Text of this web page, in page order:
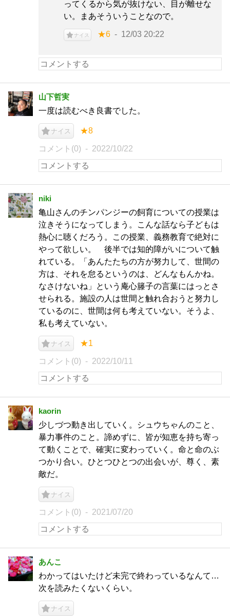
ってくるから気が抜けない、目が離せな
い。まあそういうことなので。
ナイス ★6 12/03 20:22
山下哲実
一度は読むべき良書でした。
ナイス ★8
コメント(0) 2022/10/22
niki
亀山さんのチンパンジーの飼育についての授業は
泣きそうになってしまう。こんな話なら子どもは
熱心に聴くだろう。この授業、義務教育で絶対に
やって欲しい。 後半では知的障がいについて触
れている。「あんたたちの方が努力して、世間の
方は、それを怠るというのは、どんなもんかね。
なさけないね」という庵心籐子の言葉にはっとさ
せられる。施設の人は世間と触れ合おうと努力し
ているのに、世間は何も考えていない。そうよ、
私も考えていない。
ナイス ★1
コメント(0) 2022/10/11
kaorin
少しづつ動き出していく。シュウちゃんのこと、
暴力事件のこと。諦めずに、皆が知恵を持ち寄っ
て動くことで、確実に変わっていく。命と命のぶ
つかり合い。ひとつひとつの出会いが、尊く、素
敵だ。
ナイス
コメント(0) 2021/07/20
あんこ
わかってはいたけど未完で終わっているなんて…
次を読みたくないくらい。
ナイス